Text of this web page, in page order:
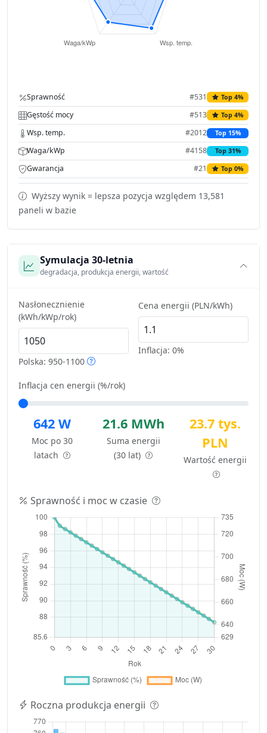
Sprawność #531 Top 4%
Gęstość mocy #513 Top 4%
Wsp. temp. #2012 Top 15%
Waga/kWp #4158 Top 31%
Gwarancja #21 Top 0%
Wyższy wynik = lepsza pozycja względem 13,581
paneli w bazie
Symulacja 30-letnia
degradacja, produkcja energii, wartość
Nasłonecznienie
(kWh/kWp/rok)
Polska: 950-1100
Cena energii (PLN/kWh)
Inflacja: 0%
Inflacja cen energii (%/rok)
642 W
Moc po 30
latach
21.6 MWh
Suma energii
(30 lat)
23.7 tys.
PLN
Wartość energii
Sprawność i moc w czasie
Roczna produkcja energii